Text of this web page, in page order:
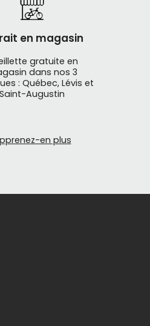
en magasin
gratuite en
dans nos 3
: Québec, Lévis et
Saint-Augustin
en plus